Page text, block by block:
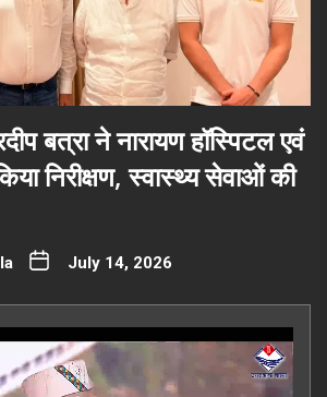
बत्रा ने नारायण हॉस्पिटल एवं
निरीक्षण, स्वास्थ्य सेवाओं की
July 14, 2026